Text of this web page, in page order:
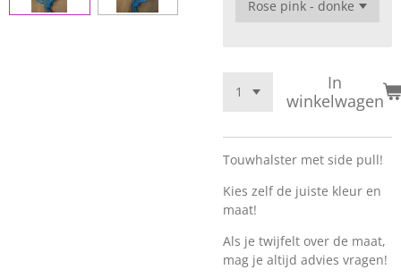
In
winkelwagen
Touwhalster met side pull!
Kies zelf de juiste kleur en
maat!
Als je twijfelt over de maat,
mag je altijd advies vragen!